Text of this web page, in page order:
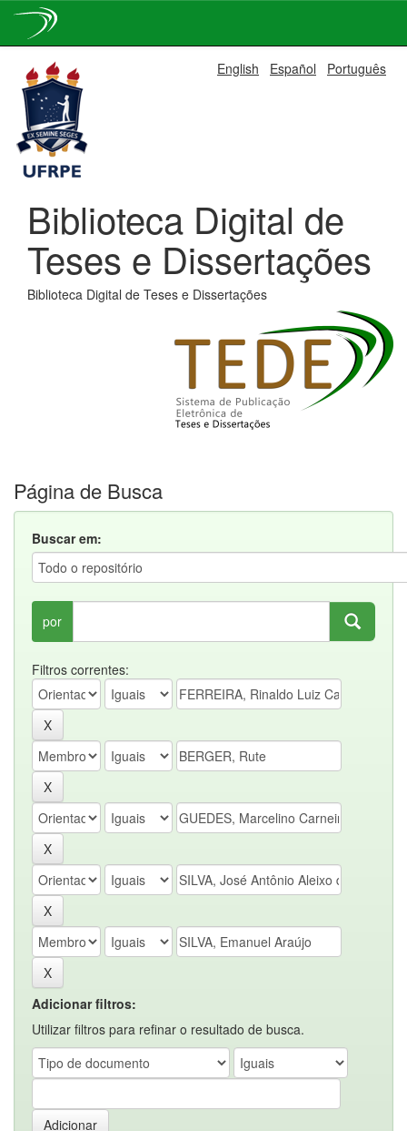
navigation
English Español Português
Biblioteca Digital de
Teses e Dissertações
Biblioteca Digital de Teses e Dissertações
Página de Busca
Buscar em:
por
Filtros correntes:
Adicionar filtros:
Utilizar filtros para refinar o resultado de busca.